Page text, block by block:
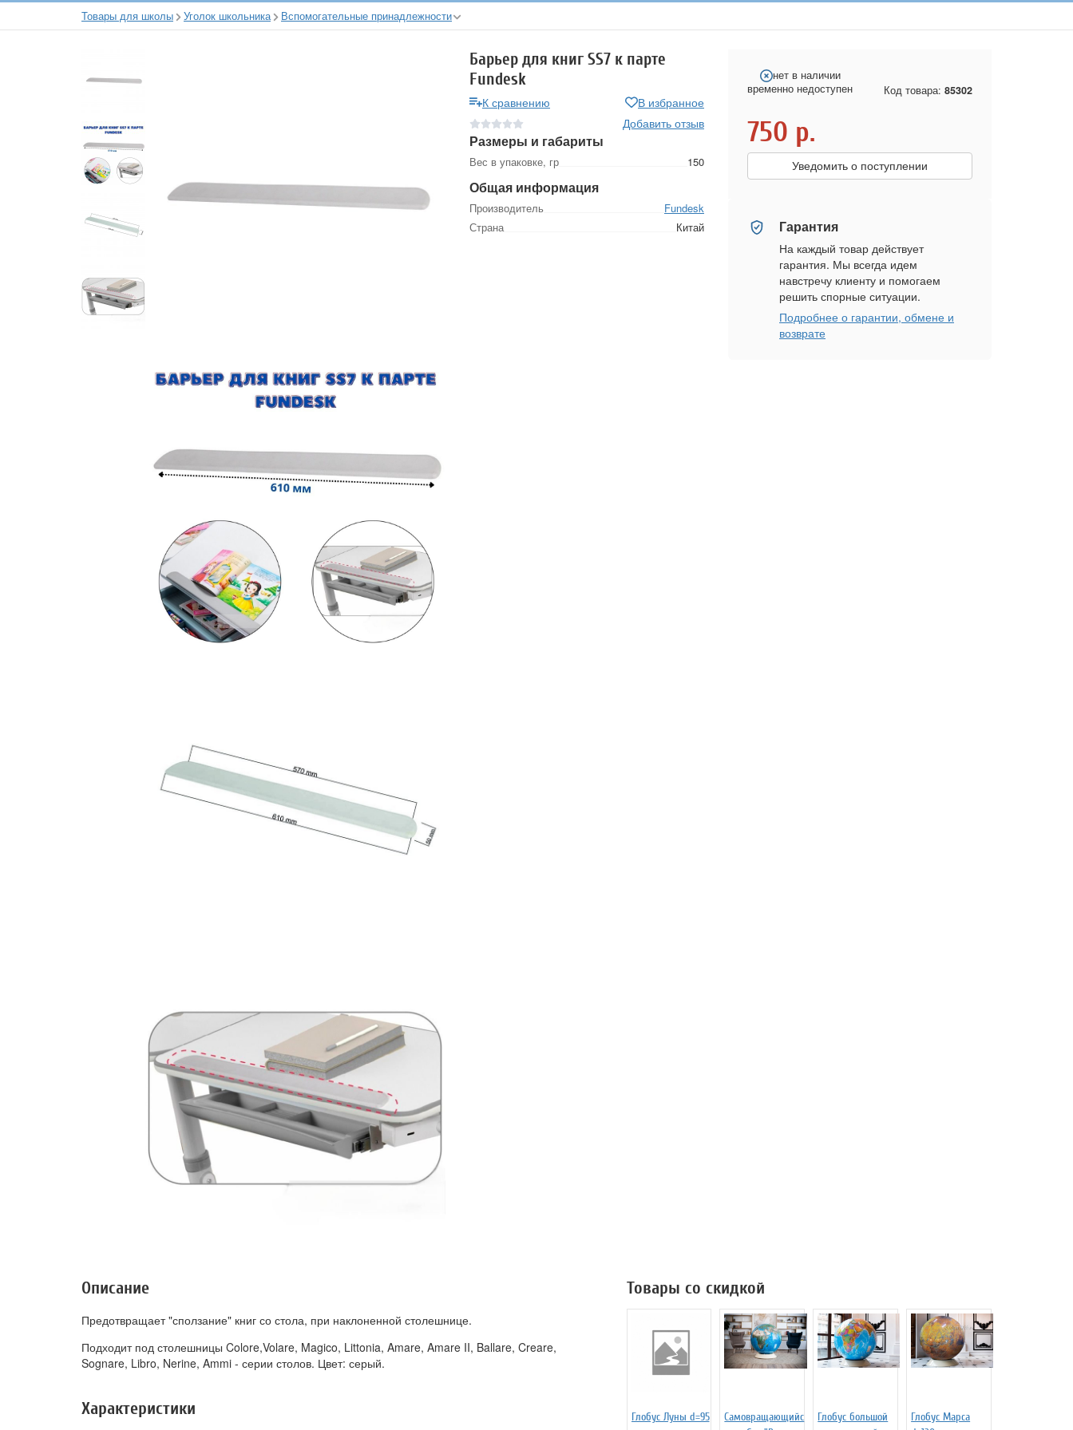
Товары для школы Уголок школьника Вспомогательные принадлежности
Барьер для книг SS7 к парте
Fundesk
К сравнению
В избранное
Добавить отзыв
Размеры и габариты
Вес в упаковке, гр 150
Общая информация
Производитель
Fundesk
Страна
Китай
нет в наличии
временно недоступен
Код товара: 85302
750 р.
Уведомить о поступлении
Гарантия
На каждый товар действует
гарантия. Мы всегда идем
навстречу клиенту и помогаем
решить спорные ситуации.
Подробнее о гарантии, обмене и
возврате
Описание
Предотвращает "сползание" книг со стола, при наклоненной столешнице.
Подходит под столешницы Colore,Volare, Magico, Littonia, Amare, Amare II, Ballare, Creare,
Sognare, Libro, Nerine, Ammi - серии столов. Цвет: серый.
Характеристики
Товары со скидкой
Глобус Луны d=95
Самовращающийс
Глобус большой
Глобус Марса